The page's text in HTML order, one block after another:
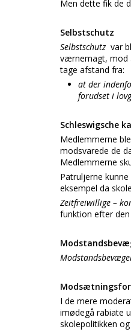
Men dette fik de
Selbstschutz
Selbstschutz var
værnemagt, mod
tage afstand fra:
at der
forudset i
Schleswigsche
Medlemmerne
modsvarede de
Medlemmerne
Patruljerne
eksempel da
Zeitfreiwillige –
funktion efter
I de mere
imødegå rabiate
skolepolitikken og